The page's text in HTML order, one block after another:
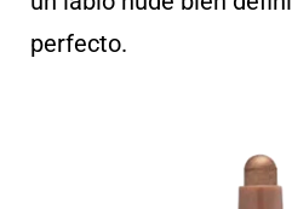
perfecto.